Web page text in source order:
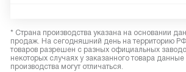
* Страна производства указана на основании
продаж. На сегодняшний день на территорию
товаров разрешен с разных официальных
некоторых случаях у заказанного товара данные
производства могут отличаться.